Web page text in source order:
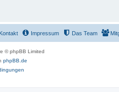
Das Team
Impressum
Kontakt
© phpBB Limited
phpBB.de